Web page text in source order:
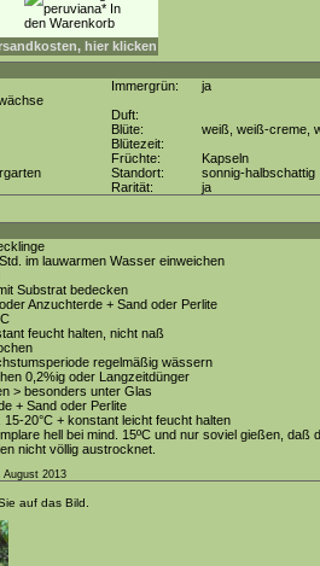
hier klicken
Immergrün:
ja
Duft:
Blüte:
weiß, weiß-creme,
Blütezeit:
Früchte:
Kapseln
Standort:
sonnig-halbschattig
Rarität: ja
im lauwarmen Wasser einweichen
Substrat bedecken
Anzuchterde + Sand oder Perlite
feucht halten, nicht naß
regelmäßig wässern
0,2%ig oder Langzeitdünger
> besonders unter Glas
+ Sand oder Perlite
15-20°C + konstant leicht feucht halten
hell bei mind. 15ºC und nur soviel gießen, daß
nicht völlig austrocknet.
August 2013
auf das Bild.